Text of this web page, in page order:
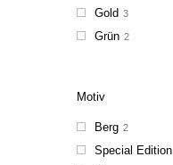
Gold 3
Grün 2
Motiv
Berg 2
Special Edition